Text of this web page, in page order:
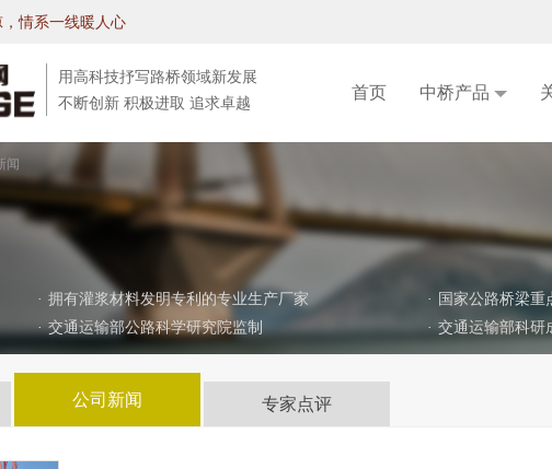
公司成功入选湖北省七批专精特新中小企业
用高科技抒写路桥领域新发展
不断创新 积极进取 追求卓越
首页 中桥产品
闻
· 拥有灌浆材料发明专利的专业生产厂家 · 国家公路桥梁重
· 交通运输部公路科学研究院监制 · 交通运输部科研
公司新闻 专家点评